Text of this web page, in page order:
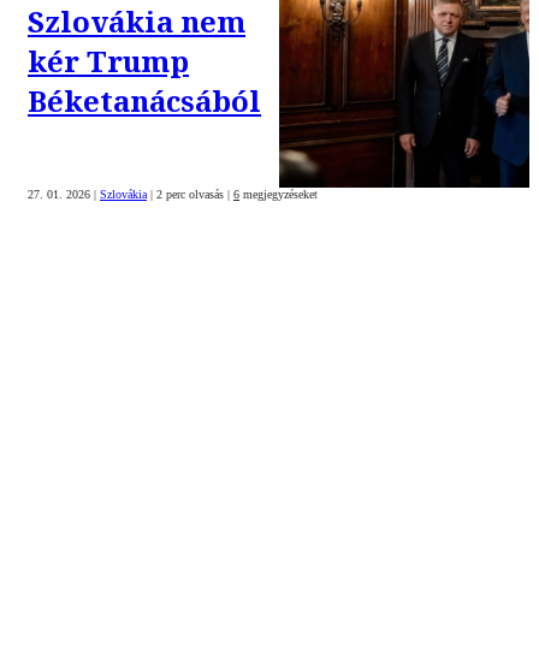
Szlovákia nem
kér Trump
Béketanácsából
27. 01. 2026 | Szlovákia | 2 perc olvasás | 6 megjegyzéseket